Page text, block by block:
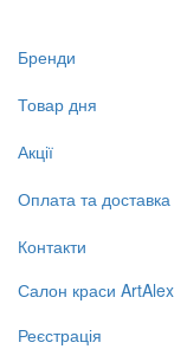
Бренди
Товар дня
Акції
Оплата та доставка
Контакти
Салон краси ArtAlex
Реєстрація